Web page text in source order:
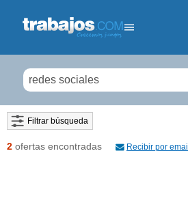
Filtrar búsqueda
2 ofertas encontradas Recibir por email